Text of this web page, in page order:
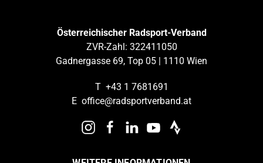
Österreichischer Radsport-Verband
ZVR-Zahl: 322411050
Gadnergasse 69, Top 05 | 1110 Wien
T +43 1 7681691
E office@radsportverband.at